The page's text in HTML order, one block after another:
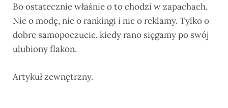
Bo ostatecznie właśnie o to chodzi w zapachach.
Nie o modę, nie o rankingi i nie o reklamy. Tylko o
dobre samopoczucie, kiedy rano sięgamy po swój
ulubiony flakon.
Artykuł zewnętrzny.